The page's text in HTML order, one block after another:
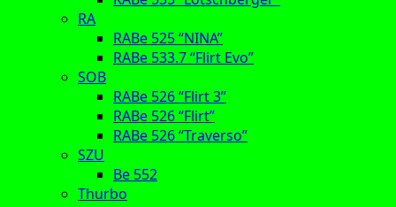
RA
RABe 525 “NINA”
RABe 533.7 “Flirt Evo”
SOB
RABe 526 “Flirt 3”
RABe 526 “Flirt”
RABe 526 “Traverso”
SZU
Be 552
Thurbo